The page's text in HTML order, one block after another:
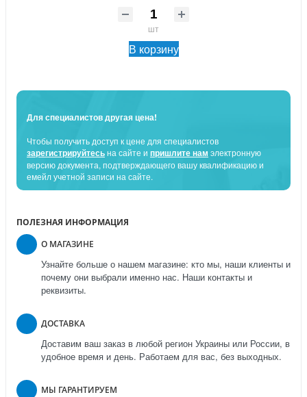
шт
В корзину
Для специалистов другая цена!
Чтобы получить доступ к цене для специалистов
зарегистрируйтесьна сайте и пришлите нам электронную
версию документа, подтверждающего вашу квалификацию и
емейл учетной записи на сайте.
ПОЛЕЗНАЯ ИНФОРМАЦИЯ
О МАГАЗИНЕ
Узнайте больше о нашем магазине: кто мы, наши клиенты и
почему они выбрали именно нас. Наши контакты и
реквизиты.
ДОСТАВКА
Доставим ваш заказ в любой регион Украины или России, в
удобное время и день. Работаем для вас, без выходных.
МЫ ГАРАНТИРУЕМ